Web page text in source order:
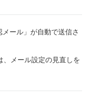
ール」が自動で送信さ
、メール設定の見直しを